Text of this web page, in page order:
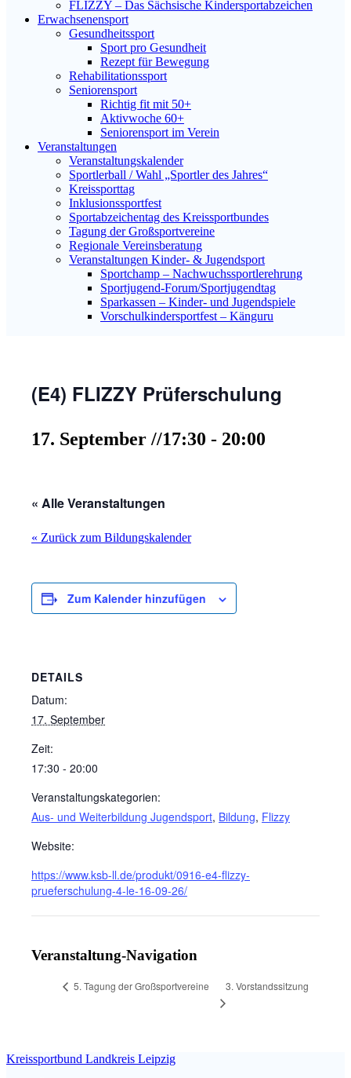
FLIZZY – Das Sächsische Kindersportabzeichen
Erwachsenensport
Gesundheitssport
Sport pro Gesundheit
Rezept für Bewegung
Rehabilitationssport
Seniorensport
Richtig fit mit 50+
Aktivwoche 60+
Seniorensport im Verein
Veranstaltungen
Veranstaltungskalender
Sportlerball / Wahl „Sportler des Jahres“
Kreissporttag
Inklusionssportfest
Sportabzeichentag des Kreissportbundes
Tagung der Großsportvereine
Regionale Vereinsberatung
Veranstaltungen Kinder- & Jugendsport
Sportchamp – Nach­wuchs­sportler­ehrung
Sportjugend-Forum/Sport­jugend­tag
Sparkassen – Kinder- und Jugendspiele
Vorschulkindersportfest – Känguru
(E4) FLIZZY Prüferschulung
17. September //17:30 - 20:00
« Alle Veranstaltungen
« Zurück zum Bildungskalender
DETAILS
Datum:
17. September
Zeit:
17:30 - 20:00
Veranstaltungskategorien:
Aus- und Weiterbildung Jugendsport, Bildung, Flizzy
Website:
https://www.ksb-ll.de/produkt/0916-e4-flizzy-
prueferschulung-4-le-16-09-26/
Zum Kalender hinzufügen
Veranstaltung-Navigation
5. Tagung der Großsportvereine 3. Vorstandssitzung
Kreissportbund Landkreis Leipzig